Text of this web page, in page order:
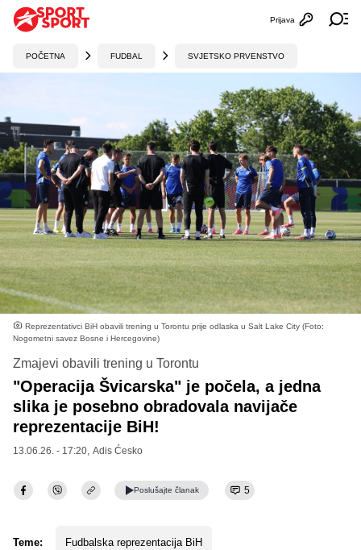
Otvori
Prijava
POČETNA FUDBAL SVJETSKO PRVENSTVO
Reprezentativci BiH obavili trening u Torontu prije odlaska u Salt Lake City (Foto:
Nogometni savez Bosne i Hercegovine)
Zmajevi obavili trening u Torontu
"Operacija Švicarska" je počela, a jedna
slika je posebno obradovala navijače
reprezentacije BiH!
13.06.26. - 17:20, Adis Ćesko
Poslušajte članak 5
Teme: Fudbalska reprezentacija BiH